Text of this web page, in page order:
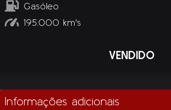
Gasóleo
195.000 km's
VENDIDO
Informações adicionais